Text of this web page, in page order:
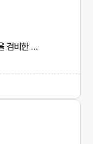
[디자이너+배우 10년] 미적 분석력과 공감 능력을 겸비한 전문가